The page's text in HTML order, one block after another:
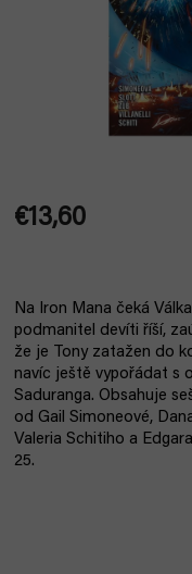
€13,60
Na Iron Mana čeká
podmanitel devíti říší,
že je Tony zatažen do
navíc ještě vypořádat s
Saduranga. Obsahuje
od Gail Simoneové,
Valeria Schitiho a
25.